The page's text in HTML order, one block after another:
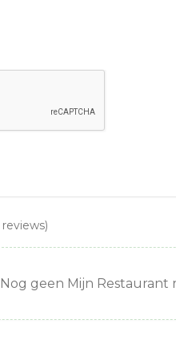
reviews)
Nog geen Mijn Restaurant